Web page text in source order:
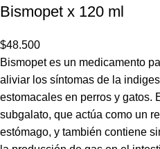
Bismopet x 120 ml
$48.500
Bismopet es un medicamento
aliviar los síntomas de la
estomacales en perros y gatos.
subgalato, que actúa como un
estómago, y también contiene